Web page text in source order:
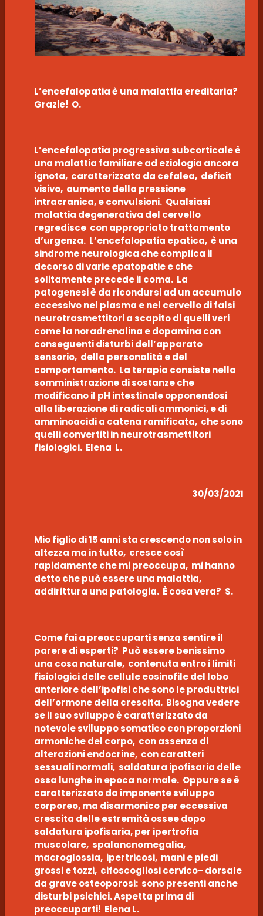
L’encefalopatia è una malattia ereditaria?
Grazie! O.
L’encefalopatia progressiva subcorticale è
una malattia familiare ad eziologia ancora
ignota, caratterizzata da cefalea, deficit
visivo, aumento della pressione
intracranica, e convulsioni. Qualsiasi
malattia degenerativa del cervello
regredisce con appropriato trattamento
d’urgenza. L’encefalopatia epatica, è una
sindrome neurologica che complica il
decorso di varie epatopatie e che
solitamente precede il coma. La
patogenesi è da ricondursi ad un accumulo
eccessivo nel plasma e nel cervello di falsi
neurotrasmettitori a scapito di quelli veri
come la noradrenalina e dopamina con
conseguenti disturbi dell’apparato
sensorio, della personalità e del
comportamento. La terapia consiste nella
somministrazione di sostanze che
modificano il pH intestinale opponendosi
alla liberazione di radicali ammonici, e di
amminoacidi a catena ramificata, che sono
quelli convertiti in neurotrasmettitori
fisiologici. Elena L.
30/03/2021
Mio figlio di 15 anni sta crescendo non solo in
altezza ma in tutto, cresce così
rapidamente che mi preoccupa, mi hanno
detto che può essere una malattia,
addirittura una patologia. È cosa vera? S.
Come fai a preoccuparti senza sentire il
parere di esperti? Può essere benissimo
una cosa naturale, contenuta entro i limiti
fisiologici delle cellule eosinofile del lobo
anteriore dell’ipofisi che sono le produttrici
dell’ormone della crescita. Bisogna vedere
se il suo sviluppo è caratterizzato da
notevole sviluppo somatico con proporzioni
armoniche del corpo, con assenza di
alterazioni endocrine, con caratteri
sessuali normali, saldatura ipofisaria delle
ossa lunghe in epoca normale. Oppure se è
caratterizzato da imponente sviluppo
corporeo, ma disarmonico per eccessiva
crescita delle estremità ossee dopo
saldatura ipofisaria, per ipertrofia
muscolare, spalancnomegalia,
macroglossia, ipertricosi, mani e piedi
grossi e tozzi, cifoscogliosi cervico- dorsale
da grave osteoporosi: sono presenti anche
disturbi psichici. Aspetta prima di
preoccuparti! Elena L.